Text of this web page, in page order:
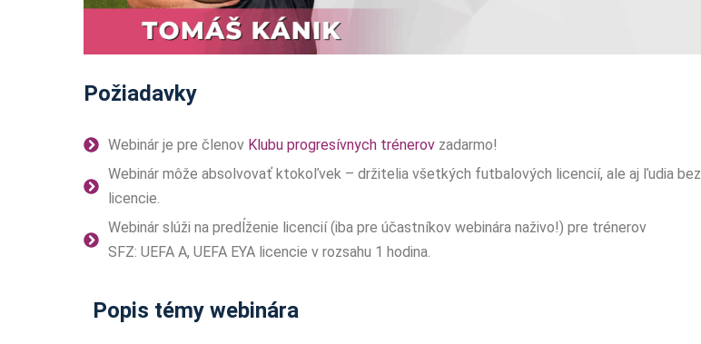
Požiadavky
Webinár je pre členov Klubu progresívnych trénerov zadarmo!
Webinár môže absolvovať ktokoľvek – držitelia všetkých futbalových licencií, ale aj ľudia bez
licencie.
Webinár slúži na predĺženie licencií (iba pre účastníkov webinára naživo!) pre trénerov
SFZ: UEFA A, UEFA EYA licencie v rozsahu 1 hodina.
Popis témy webinára